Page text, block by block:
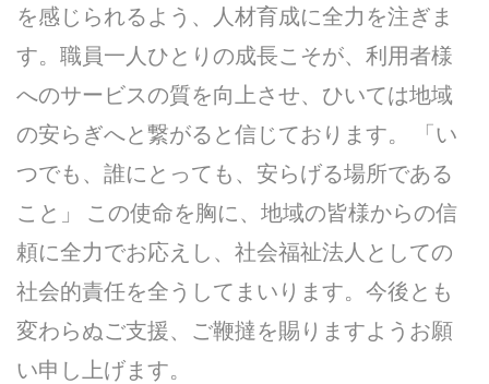
を感じられるよう、人材育成に全力を注ぎま
す。職員一人ひとりの成長こそが、利用者様
へのサービスの質を向上させ、ひいては地域
の安らぎへと繋がると信じております。 「い
つでも、誰にとっても、安らげる場所である
こと」 この使命を胸に、地域の皆様からの信
頼に全力でお応えし、社会福祉法人としての
社会的責任を全うしてまいります。今後とも
変わらぬご支援、ご鞭撻を賜りますようお願
い申し上げます。